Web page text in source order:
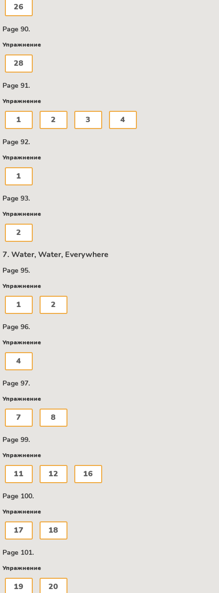
26
Page 90.
Упражнение
28
Page 91.
Упражнение
1 2 3 4
Page 92.
Упражнение
1
Page 93.
Упражнение
2
7. Water, Water, Everywhere
Page 95.
Упражнение
1 2
Page 96.
Упражнение
4
Page 97.
Упражнение
7 8
Page 99.
Упражнение
11 12 16
Page 100.
Упражнение
17 18
Page 101.
Упражнение
19 20